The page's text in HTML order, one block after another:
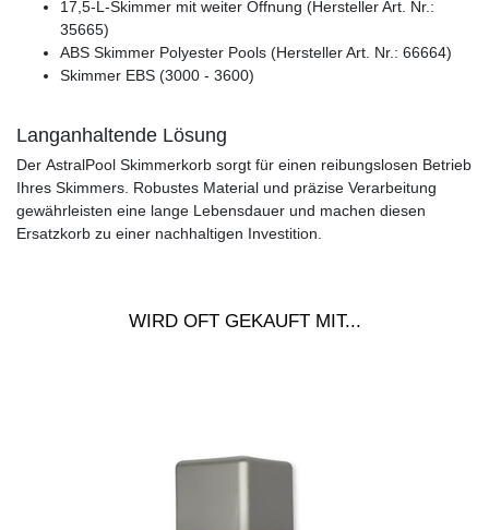
17,5-L-Skimmer mit weiter Öffnung (Hersteller Art. Nr.:
35665)
ABS Skimmer Polyester Pools (Hersteller Art. Nr.: 66664)
Skimmer EBS (3000 - 3600)
Langanhaltende Lösung
Der AstralPool Skimmerkorb sorgt für einen reibungslosen Betrieb
Ihres Skimmers. Robustes Material und präzise Verarbeitung
gewährleisten eine lange Lebensdauer und machen diesen
Ersatzkorb zu einer nachhaltigen Investition.
WIRD OFT GEKAUFT MIT...